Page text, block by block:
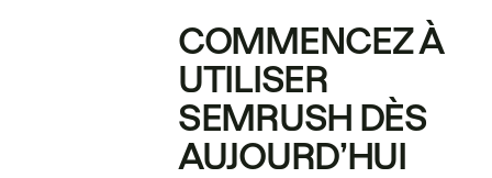
COMMENCEZ À
UTILISER
SEMRUSH DÈS
AUJOURD’HUI